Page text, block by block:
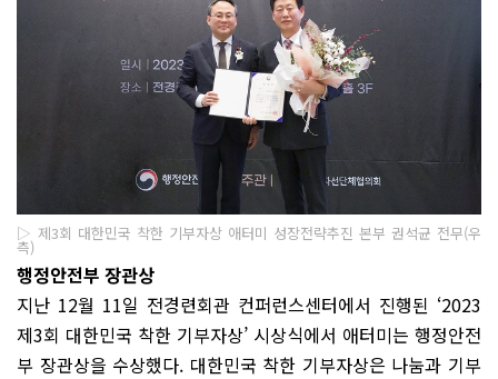
▷ 제3회 대한민국 착한 기부자상 애터미 성장전략추진 본부 권석균 전무(우
측)
행정안전부 장관상
지난 12월 11일 전경련회관 컨퍼런스센터에서 진행된 ‘2023
제3회 대한민국 착한 기부자상’ 시상식에서 애터미는 행정안전
부 장관상을 수상했다. 대한민국 착한 기부자상은 나눔과 기부